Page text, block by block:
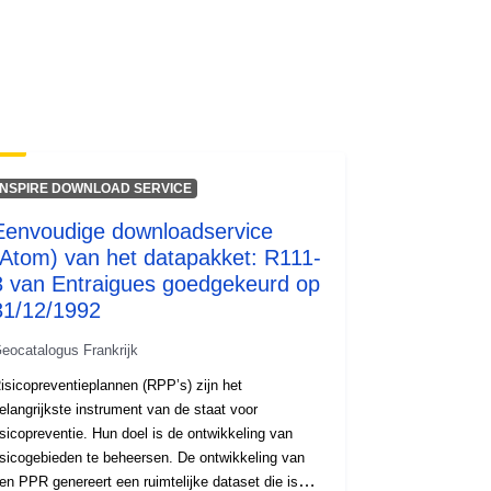
DOWNLOAD SERVICE
downloadservice
van het datapakket: R111-
van Entraigues goedgekeurd op
12/1992
Frankrijk
(RPP’s) zijn het
instrument van de staat voor
Hun doel is de ontwikkeling van
te beheersen. De ontwikkeling van
PPR genereert een ruimtelijke dataset die is